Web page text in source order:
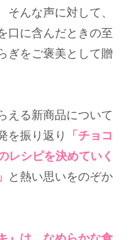
んな声に対して、
口に含んだときの至
ぎをご褒美として贈
える新商品について
を振り返り 「チョコ
レシピを決めていく
と熱い思いをのぞか